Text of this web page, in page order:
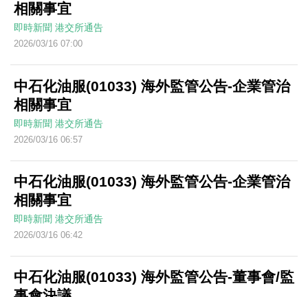
相關事宜
即時新聞 港交所通告
2026/03/16 07:00
中石化油服(01033) 海外監管公告-企業管治
相關事宜
即時新聞 港交所通告
2026/03/16 06:57
中石化油服(01033) 海外監管公告-企業管治
相關事宜
即時新聞 港交所通告
2026/03/16 06:42
中石化油服(01033) 海外監管公告-董事會/監